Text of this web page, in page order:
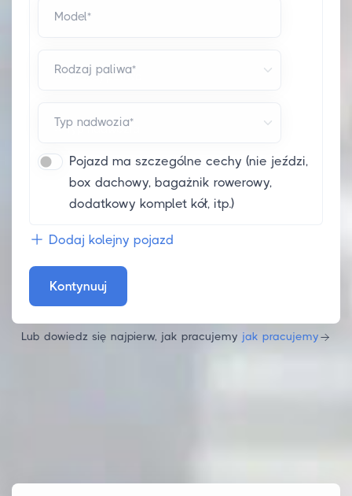
Model*
Rodzaj paliwa*
Typ nadwozia*
Pojazd ma szczególne cechy (nie jeździ,
box dachowy, bagażnik rowerowy,
dodatkowy komplet kół, itp.)
Dodaj kolejny pojazd
Kontynuuj
Lub dowiedz się najpierw, jak pracujemy jak pracujemy